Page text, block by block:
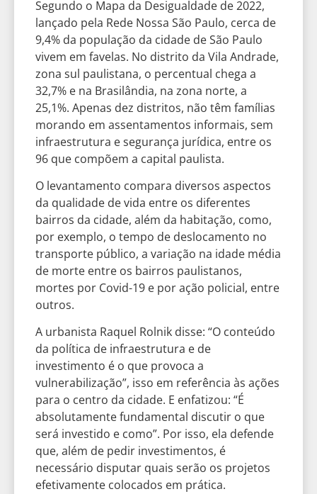
Segundo o Mapa da Desigualdade de 2022,
lançado pela Rede Nossa São Paulo, cerca de
9,4% da população da cidade de São Paulo
vivem em favelas. No distrito da Vila Andrade,
zona sul paulistana, o percentual chega a
32,7% e na Brasilândia, na zona norte, a
25,1%. Apenas dez distritos, não têm famílias
morando em assentamentos informais, sem
infraestrutura e segurança jurídica, entre os
96 que compõem a capital paulista.
O levantamento compara diversos aspectos
da qualidade de vida entre os diferentes
bairros da cidade, além da habitação, como,
por exemplo, o tempo de deslocamento no
transporte público, a variação na idade média
de morte entre os bairros paulistanos,
mortes por Covid-19 e por ação policial, entre
outros.
A urbanista Raquel Rolnik disse: “O conteúdo
da política de infraestrutura e de
investimento é o que provoca a
vulnerabilização”, isso em referência às ações
para o centro da cidade. E enfatizou: “É
absolutamente fundamental discutir o que
será investido e como”. Por isso, ela defende
que, além de pedir investimentos, é
necessário disputar quais serão os projetos
efetivamente colocados em prática.